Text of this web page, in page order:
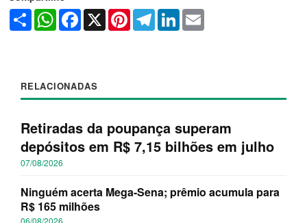
Share WhatsAppFacebook
X PinterestTelegramLinkedIn
RELACIONADAS
Retiradas da poupança superam
depósitos em R$ 7,15 bilhões em julho
07/08/2026
Ninguém acerta Mega-Sena; prêmio acumula para
R$ 165 milhões
06/08/2026